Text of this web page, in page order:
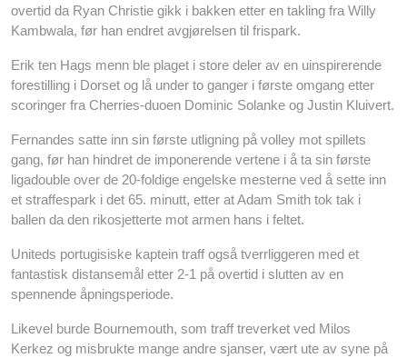
overtid da Ryan Christie gikk i bakken etter en takling fra Willy
Kambwala, før han endret avgjørelsen til frispark.
Erik ten Hags menn ble plaget i store deler av en uinspirerende
forestilling i Dorset og lå under to ganger i første omgang etter
scoringer fra Cherries-duoen Dominic Solanke og Justin Kluivert.
Fernandes satte inn sin første utligning på volley mot spillets
gang, før han hindret de imponerende vertene i å ta sin første
ligadouble over de 20-foldige engelske mesterne ved å sette inn
et straffespark i det 65. minutt, etter at Adam Smith tok tak i
ballen da den rikosjetterte mot armen hans i feltet.
Uniteds portugisiske kaptein traff også tverrliggeren med et
fantastisk distansemål etter 2-1 på overtid i slutten av en
spennende åpningsperiode.
Likevel burde Bournemouth, som traff treverket ved Milos
Kerkez og misbrukte mange andre sjanser, vært ute av syne på